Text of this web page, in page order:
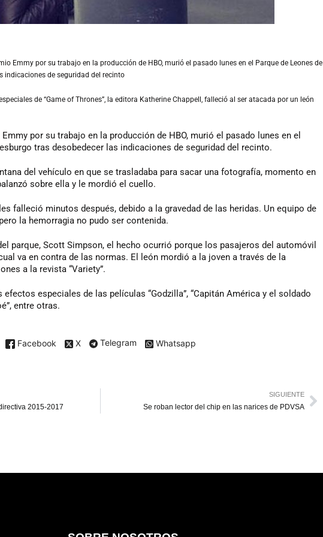
Emmy por su trabajo en la producción de HBO, murió el pasado lunes en el Parque de Leones de
indicaciones de seguridad del recinto
de “Game of Thrones”, la editora Katherine Chappell, falleció al ser atacada por un león
por su trabajo en la producción de HBO, murió el pasado lunes en el
tras desobedecer las indicaciones de seguridad del recinto.
del vehículo en que se trasladaba para sacar una fotografía, momento en
sobre ella y le mordió el cuello.
falleció minutos después, debido a la gravedad de las heridas. Un equipo de
la hemorragia no pudo ser contenida.
parque, Scott Simpson, el hecho ocurrió porque los pasajeros del automóvil
va en contra de las normas. El león mordió a la joven a través de la
a la revista “Variety”.
especiales de las películas “Godzilla”, “Capitán América y el soldado
entre otras.
Facebook X Telegram Whatsapp
2015-2017
SIGUIENTE
Se roban lector del chip en las narices de PDVSA